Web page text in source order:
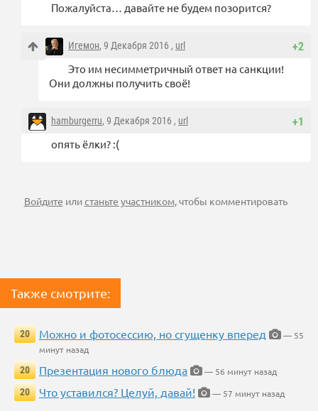
Пожалуйста… давайте не будем позорится?
+2
Игемон, 9 Декабря 2016 , url
Это им несимметричный ответ на санкции!
Они должны получить своё!
+1
hamburgerru, 9 Декабря 2016 , url
опять ёлки? :(
Войдите илистаньте участником, чтобы комментировать
Также смотрите:
20 Можно и фотосессию, но сгущенку вперед
— 55
минут назад
20
Презентация нового блюда
— 56 минут назад
20
Что уставился? Целуй, давай! — 57 минут назад